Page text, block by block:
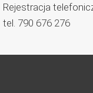
Rejestracja
tel. 790 676 276